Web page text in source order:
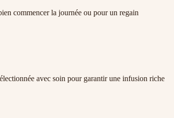
commencer la journée ou pour un regain
avec soin pour garantir une infusion riche